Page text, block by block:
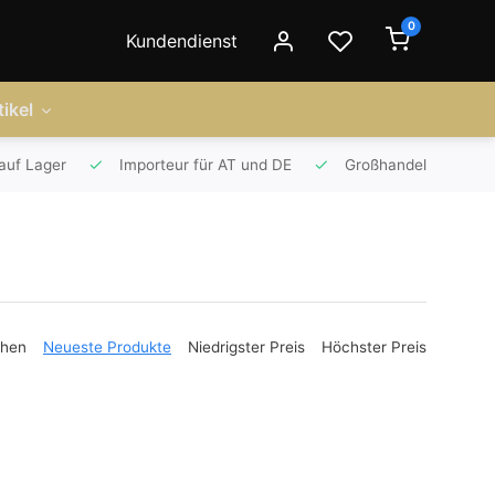
Kundendienst
0
Lager Importeur für AT und DE Großhandel
Neueste Produkte Niedrigster Preis Höchster Preis